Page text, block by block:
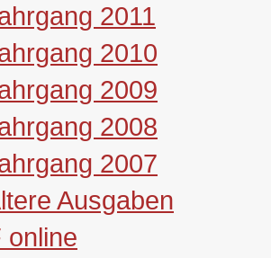
2011
2010
2009
2008
2007
Ausgaben
online